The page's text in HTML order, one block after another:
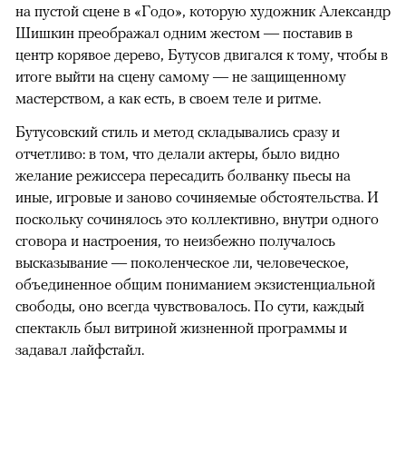
на пустой сцене в «Годо», которую художник Александр
Шишкин преображал одним жестом — поставив в
центр корявое дерево, Бутусов двигался к тому, чтобы в
итоге выйти на сцену самому — не защищенному
мастерством, а как есть, в своем теле и ритме.
Бутусовский стиль и метод складывались сразу и
отчетливо: в том, что делали актеры, было видно
желание режиссера пересадить болванку пьесы на
иные, игровые и заново сочиняемые обстоятельства. И
поскольку сочинялось это коллективно, внутри одного
сговора и настроения, то неизбежно получалось
высказывание — поколенческое ли, человеческое,
объединенное общим пониманием экзистенциальной
свободы, оно всегда чувствовалось. По сути, каждый
спектакль был витриной жизненной программы и
задавал лайфстайл.